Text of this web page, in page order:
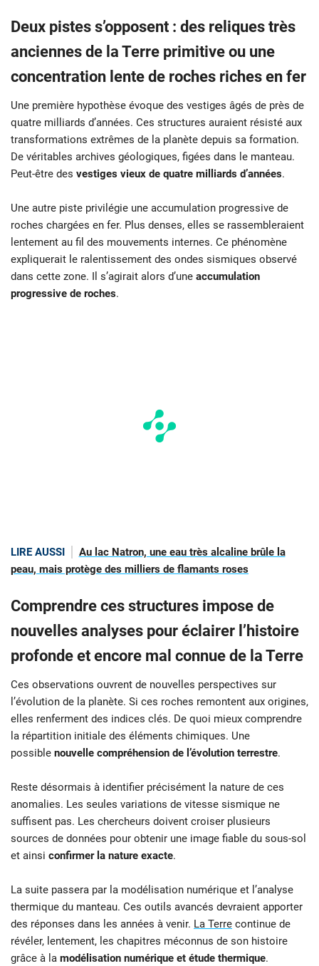
Deux pistes s’opposent : des reliques très
anciennes de la Terre primitive ou une
concentration lente de roches riches en fer
Une première hypothèse évoque des vestiges âgés de près de
quatre milliards d’années. Ces structures auraient résisté aux
transformations extrêmes de la planète depuis sa formation.
De véritables archives géologiques, figées dans le manteau.
Peut-être des vestiges vieux de quatre milliards d’années.
Une autre piste privilégie une accumulation progressive de
roches chargées en fer. Plus denses, elles se rassembleraient
lentement au fil des mouvements internes. Ce phénomène
expliquerait le ralentissement des ondes sismiques observé
dans cette zone. Il s’agirait alors d’une accumulation
progressive de roches.
LIRE AUSSI
Au lac Natron, une eau très alcaline brûle la
peau, mais protège des milliers de flamants roses
Comprendre ces structures impose de
nouvelles analyses pour éclairer l’histoire
profonde et encore mal connue de la Terre
Ces observations ouvrent de nouvelles perspectives sur
l’évolution de la planète. Si ces roches remontent aux origines,
elles renferment des indices clés. De quoi mieux comprendre
la répartition initiale des éléments chimiques. Une
possible nouvelle compréhension de l’évolution terrestre.
Reste désormais à identifier précisément la nature de ces
anomalies. Les seules variations de vitesse sismique ne
suffisent pas. Les chercheurs doivent croiser plusieurs
sources de données pour obtenir une image fiable du sous-sol
et ainsi confirmer la nature exacte.
La suite passera par la modélisation numérique et l’analyse
thermique du manteau. Ces outils avancés devraient apporter
des réponses dans les années à venir. La Terre continue de
révéler, lentement, les chapitres méconnus de son histoire
grâce à la modélisation numérique et étude thermique.